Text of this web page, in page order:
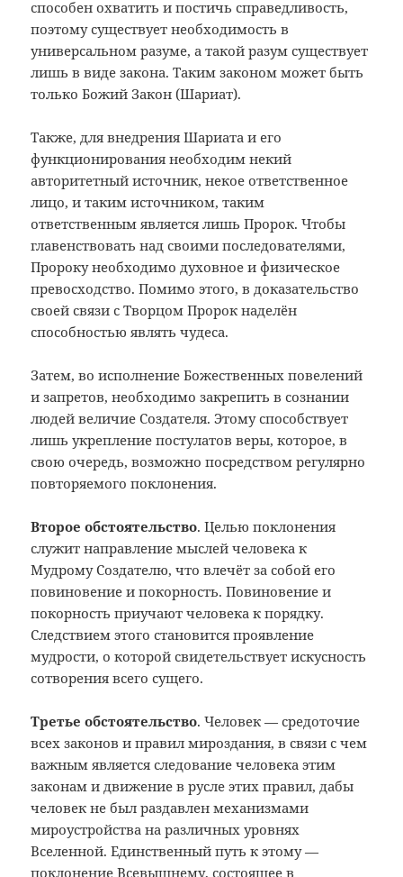
способен охватить и постичь справедливость,
поэтому существует необходимость в
универсальном разуме, а такой разум существует
лишь в виде закона. Таким законом может быть
только Божий Закон (Шариат).
Также, для внедрения Шариата и его
функционирования необходим некий
авторитетный источник, некое ответственное
лицо, и таким источником, таким
ответственным является лишь Пророк. Чтобы
главенствовать над своими последователями,
Пророку необходимо духовное и физическое
превосходство. Помимо этого, в доказательство
своей связи с Творцом Пророк наделён
способностью являть чудеса.
Затем, во исполнение Божественных повелений
и запретов, необходимо закрепить в сознании
людей величие Создателя. Этому способствует
лишь укрепление постулатов веры, которое, в
свою очередь, возможно посредством регулярно
повторяемого поклонения.
Второе обстоятельство. Целью поклонения
служит направление мыслей человека к
Мудрому Создателю, что влечёт за собой его
повиновение и покорность. Повиновение и
покорность приучают человека к порядку.
Следствием этого становится проявление
мудрости, о которой свидетельствует искусность
сотворения всего сущего.
Третье обстоятельство. Человек — средоточие
всех законов и правил мироздания, в связи с чем
важным является следование человека этим
законам и движение в русле этих правил, дабы
человек не был раздавлен механизмами
мироустройства на различных уровнях
Вселенной. Единственный путь к этому —
поклонение Всевышнему, состоящее в